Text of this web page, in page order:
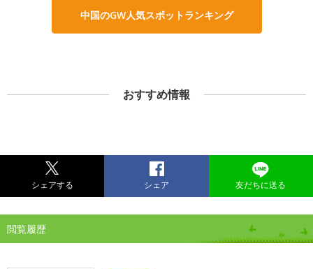
中国のGW人気スポットランキング
おすすめ情報
シェアする シェア 友だちに送る
閲覧履歴